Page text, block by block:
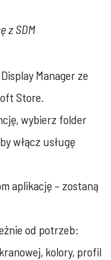
z SDM
Manager ze
Store.
wybierz folder
włącz usługę
aplikację – zostaną
od potrzeb:
kolory, profil